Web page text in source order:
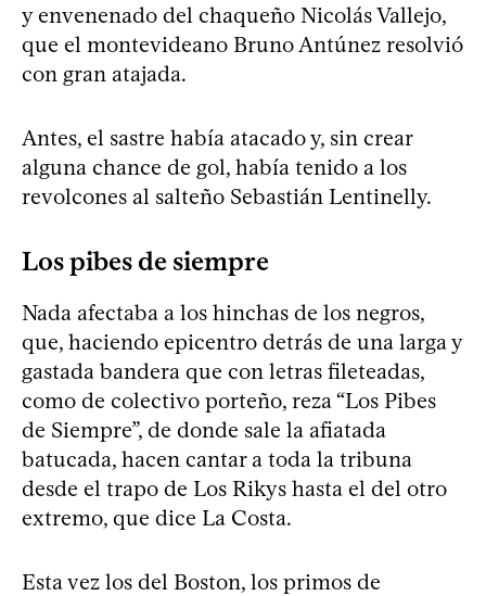
y envenenado del chaqueño Nicolás Vallejo,
que el montevideano Bruno Antúnez resolvió
con gran atajada.
Antes, el sastre había atacado y, sin crear
alguna chance de gol, había tenido a los
revolcones al salteño Sebastián Lentinelly.
Los pibes de siempre
Nada afectaba a los hinchas de los negros,
que, haciendo epicentro detrás de una larga y
gastada bandera que con letras fileteadas,
como de colectivo porteño, reza “Los Pibes
de Siempre”, de donde sale la afiatada
batucada, hacen cantar a toda la tribuna
desde el trapo de Los Rikys hasta el del otro
extremo, que dice La Costa.
Esta vez los del Boston, los primos de